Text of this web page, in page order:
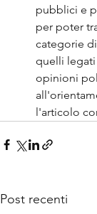
pubblici e
per poter
categorie
quelli legati
opinioni
l'articolo
Post recenti